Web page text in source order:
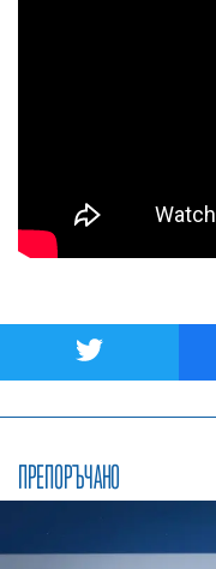
ПРЕПОРЪЧАНО